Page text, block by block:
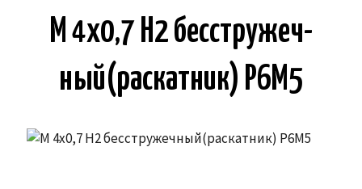
М 4х0,7 H2 бесс­тру­жеч­
ный(рас­катник) Р6М5